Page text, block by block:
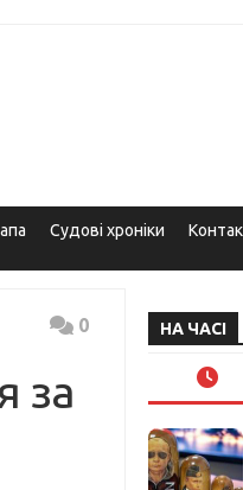
Судові хроніки
0
за
НА ЧАСІ